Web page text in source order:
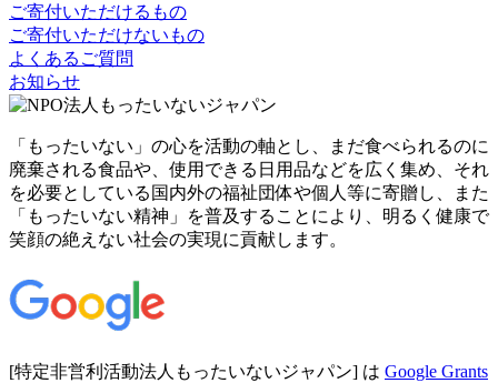
ご寄付いただけるもの
ご寄付いただけないもの
よくあるご質問
お知らせ
「もったいない」の心を活動の軸とし、まだ食べられるのに
廃棄される食品や、使用できる日用品などを広く集め、それ
を必要としている国内外の福祉団体や個人等に寄贈し、また
「もったいない精神」を普及することにより、明るく健康で
笑顔の絶えない社会の実現に貢献します。
[特定非営利活動法人もったいないジャパン] は Google Grants